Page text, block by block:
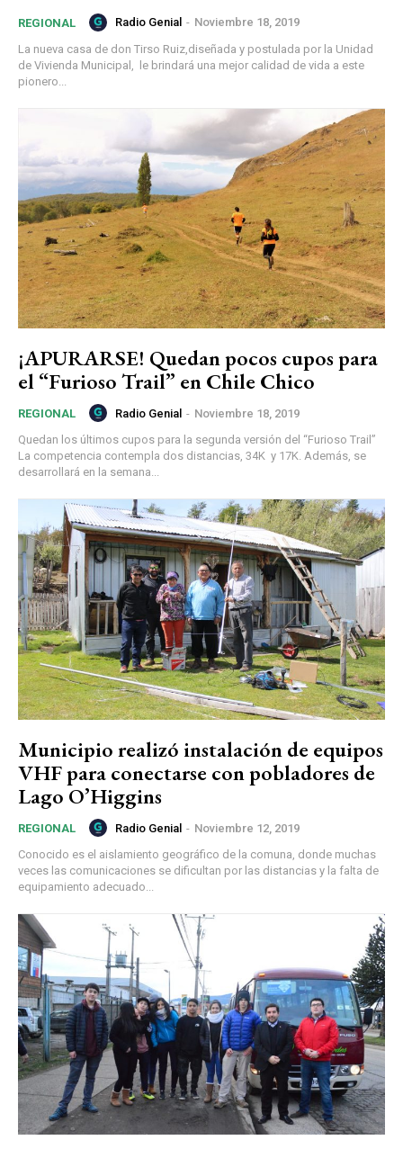
REGIONAL Radio Genial - Noviembre 18, 2019
La nueva casa de don Tirso Ruiz,diseñada y postulada por la Unidad
de Vivienda Municipal, le brindará una mejor calidad de vida a este
pionero...
¡APURARSE! Quedan pocos cupos para
el “Furioso Trail” en Chile Chico
REGIONAL Radio Genial - Noviembre 18, 2019
Quedan los últimos cupos para la segunda versión del “Furioso Trail”
La competencia contempla dos distancias, 34K y 17K. Además, se
desarrollará en la semana...
Municipio realizó instalación de equipos
VHF para conectarse con pobladores de
Lago O’Higgins
REGIONAL Radio Genial - Noviembre 12, 2019
Conocido es el aislamiento geográfico de la comuna, donde muchas
veces las comunicaciones se dificultan por las distancias y la falta de
equipamiento adecuado...